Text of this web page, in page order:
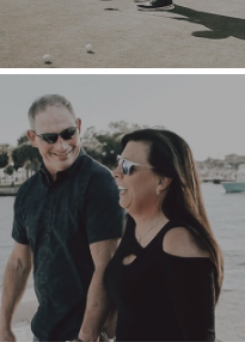
KOPER
WAAROM
BENCHMARK?
KOPER
HULPBRONNE
GELEENTHEDE
KOPER
GELEENTHEDE